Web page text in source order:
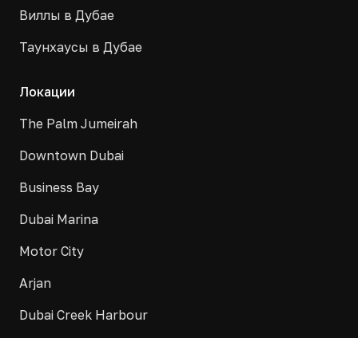
Виллы в Дубае
Таунхаусы в Дубае
Локации
The Palm Jumeirah
Downtown Dubai
Business Bay
Dubai Marina
Motor City
Arjan
Dubai Creek Harbour